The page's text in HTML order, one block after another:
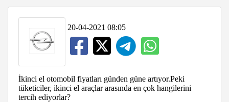
20-04-2021 08:05
İkinci el otomobil fiyatları günden güne artıyor.Peki
tüketiciler, ikinci el araçlar arasında en çok hangilerini
tercih ediyorlar?